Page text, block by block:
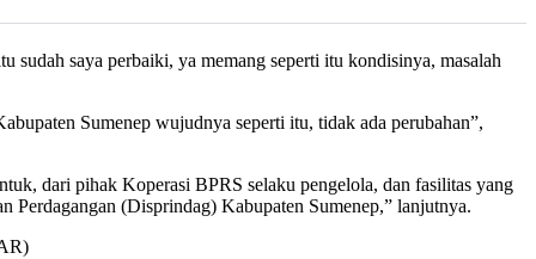
sudah saya perbaiki, ya memang seperti itu kondisinya, masalah
Sumenep wujudnya seperti itu, tidak ada perubahan”,
dari pihak Koperasi BPRS selaku pengelola, dan fasilitas yang
Perdagangan (Disprindag) Kabupaten Sumenep,” lanjutnya.